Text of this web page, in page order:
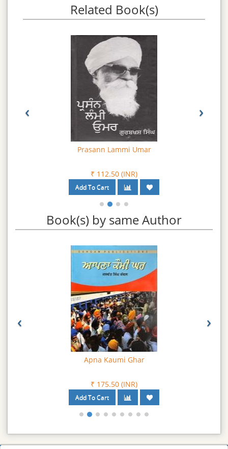
ਸੋਚਿਆ ? ਜੇਕਰ ਤੁਸਾਂ ਪੰਜਾਬ ਤੋਂ ਸਦਾ ਲਈ ਮੁੱਖ ਮੋੜ ਲਿਆ ਹੈ; ਇਹਦਾ ਹਸ਼ਰ ਕੀ
ਹੋਵੇਗਾ, ਇਹ ਸੋਚਿਆ ਹੈ ?
Related Book(s)
Prasann Lammi Umar
₹ 112.50 (INR)
‹ ›
Book(s) by same Author
Apna Kaumi Ghar
₹ 175.50 (INR)
‹ ›